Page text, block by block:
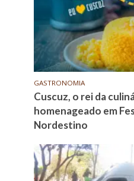
GASTRONOMIA
Cuscuz, o rei da
homenageado em
Nordestino